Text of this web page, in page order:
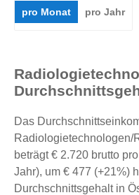
pro Monat pro Jahr
Das
Radiologietechnologen/
beträgt € 2.720 brutto
Jahr), um € 477 (+21%)
Durchschnittsgehalt in